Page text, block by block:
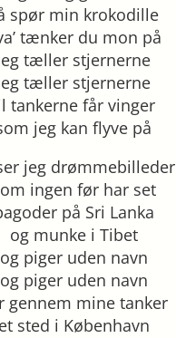
spør min krokodille
tænker du mon på
tæller stjernerne
tæller stjernerne
tankerne får vinger
jeg kan flyve på
jeg drømmebilleder
ingen før har set
på Sri Lanka
og munke i Tibet
og piger uden navn
og piger uden navn
gennem mine tanker
et sted i København